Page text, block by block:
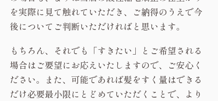
を実際に見て触れていただき、ご納得のうえで今
後についてご判断いただければと思います。
もちろん、それでも「すきたい」とご希望される
場合はご要望にお応えいたしますので、ご安心く
ださい。また、可能であれば髪をすく量はできる
だけ必要最小限にとどめていただくことで、より